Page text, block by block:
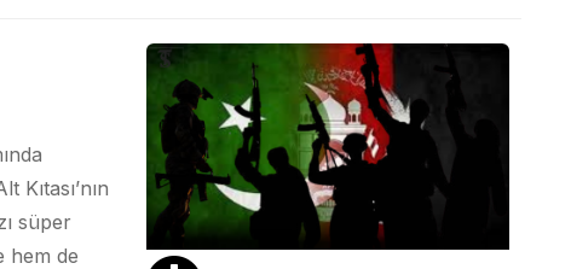
süper
hem de